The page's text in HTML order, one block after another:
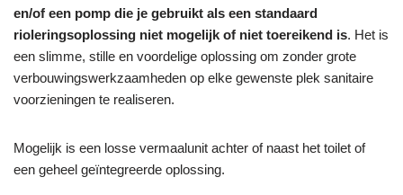
en/of een pomp die je gebruikt als een standaard
rioleringsoplossing niet mogelijk of niet toereikend is. Het is
een slimme, stille en voordelige oplossing om zonder grote
verbouwingswerkzaamheden op elke gewenste plek sanitaire
voorzieningen te realiseren.
Mogelijk is een losse vermaalunit achter of naast het toilet of
een geheel geïntegreerde oplossing.